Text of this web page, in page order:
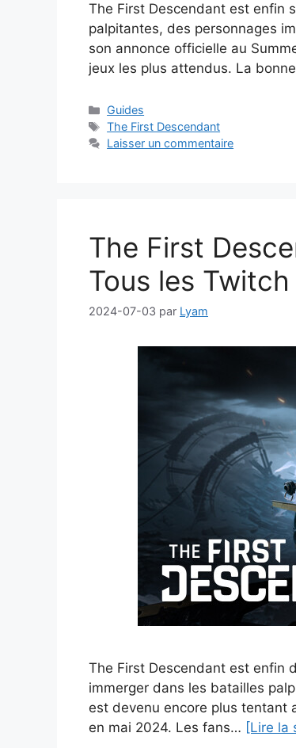
The First Descendant est enfin
palpitantes, des personnages
son annonce officielle au
jeux les plus attendus. La
Catégories
Guides
Étiquettes
The First Descendant
Laisser un commentaire
The First
Tous les
2024-07-03 par Lyam
The First Descendant est enfin
immerger dans les batailles
est devenu encore plus tentant
en mai 2024. Les fans… [Lire la